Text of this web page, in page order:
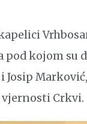
pod kojom su
Josip
Crkvi.